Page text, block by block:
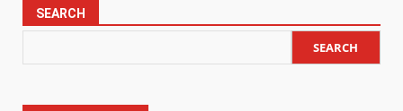
SEARCH
SEARCH